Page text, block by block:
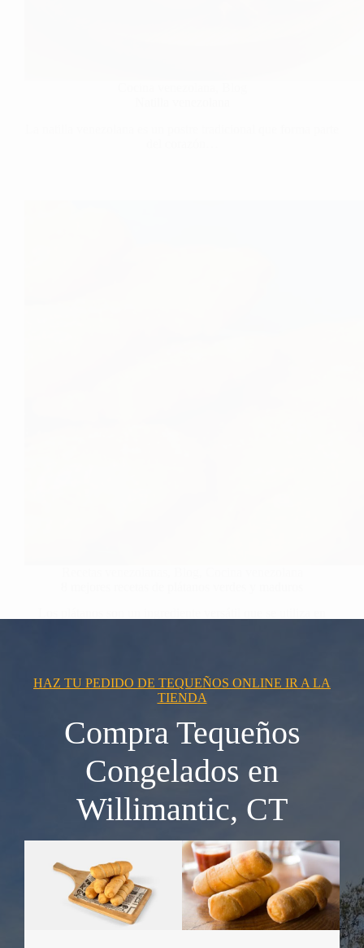
HAZ TU PEDIDO DE TEQUEÑOS ONLINE IR A LA
TIENDA
Compra Tequeños
Congelados en
Willimantic, CT